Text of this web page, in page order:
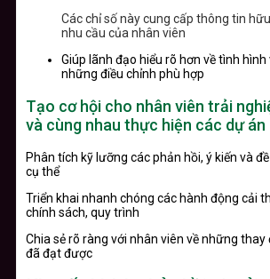
Các chỉ số này cung cấp thông tin
nhu cầu của nhân viên
Giúp lãnh đạo hiểu rõ hơn về tình hình
những điều chỉnh phù hợp
Tạo cơ hội cho nhân viên trải
và cùng nhau thực hiện các dự án
Phân tích kỹ lưỡng các phản hồi, ý kiến và
cụ thể
Triển khai nhanh chóng các hành động cải
chính sách, quy trình
Chia sẻ rõ ràng với nhân viên về những thay
đã đạt được